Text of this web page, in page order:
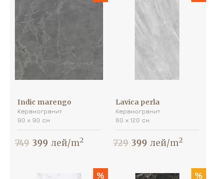
Indic marengo
Керамогранит
90 х 90 см
749 399 лей/m2
Lavica perla
Керамогранит
60 х 120 см
729 399 лей/m2
% %